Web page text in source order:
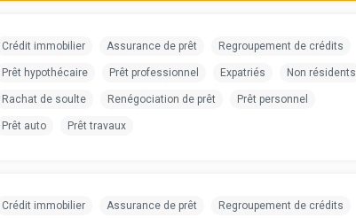
Crédit immobilier Assurance de prêt Regroupement de crédits
Prêt hypothécaire Prêt professionnel Expatriés Non résidents
Rachat de soulte Renégociation de prêt Prêt personnel
Prêt auto Prêt travaux
Crédit immobilier Assurance de prêt Regroupement de crédits